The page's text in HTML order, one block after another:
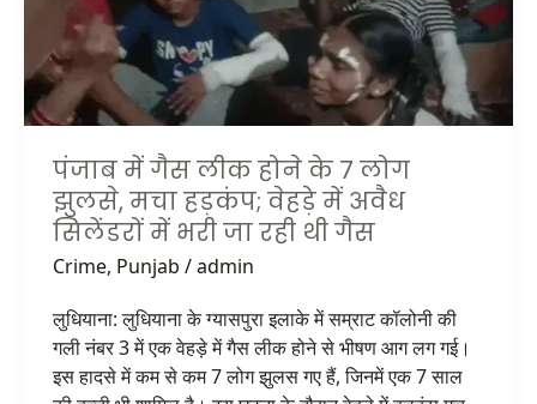
पंजाब में गैस लीक होने के 7 लोग
झुलसे, मचा हड़कंप; वेहड़े में अवैध
सिलेंडरों में भरी जा रही थी गैस
Crime, Punjab /admin
लुधियाना: लुधियाना के ग्यासपुरा इलाके में सम्राट कॉलोनी की
गली नंबर 3 में एक वेहड़े में गैस लीक होने से भीषण आग लग गई।
इस हादसे में कम से कम 7 लोग झुलस गए हैं, जिनमें एक 7 साल
लोग
झुलसे,
मचा
हड़कंप;
वेहड़े
में
अवैध
सिलेंडरों
में
भरी
जा
रही
थी
गैस